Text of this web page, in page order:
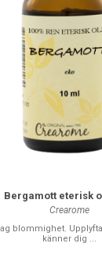
Bergamott eterisk
Crearome
blommighet.
känner dig ...